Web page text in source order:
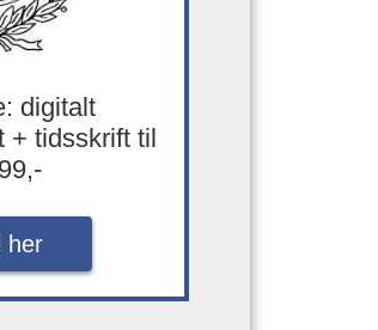
digitalt
+ tidsskrift til
her